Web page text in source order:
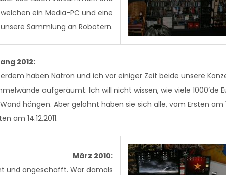
ein Media-PC und eine
Sammlung an Robotern.
2012:
haben Natron und ich vor einiger Zeit beide unsere
aufgeräumt. Ich will nicht wissen, wie viele 1000’de
hängen. Aber gelohnt haben sie sich alle, vom Ersten am
am 14.12.2011.
März 2010:
und angeschafft. War damals